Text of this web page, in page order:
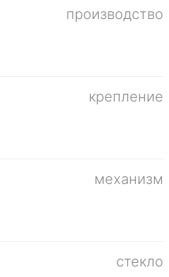
производство
крепление
механизм
стекло